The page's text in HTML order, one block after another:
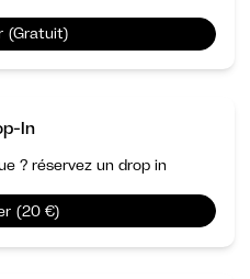
(Gratuit)
In
? réservez un drop in
(20 €)